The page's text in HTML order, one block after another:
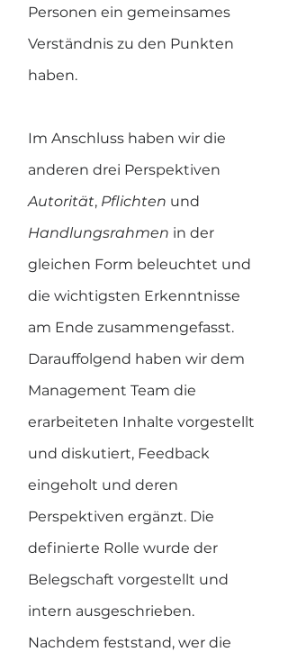
Personen ein gemeinsames
Verständnis zu den Punkten
haben.
Im Anschluss haben wir die
anderen drei Perspektiven
Autorität, Pflichten und
Handlungsrahmen in der
gleichen Form beleuchtet und
die wichtigsten Erkenntnisse
am Ende zusammengefasst.
Darauffolgend haben wir dem
Management Team die
erarbeiteten Inhalte vorgestellt
und diskutiert, Feedback
eingeholt und deren
Perspektiven ergänzt. Die
definierte Rolle wurde der
Belegschaft vorgestellt und
intern ausgeschrieben.
Nachdem feststand, wer die